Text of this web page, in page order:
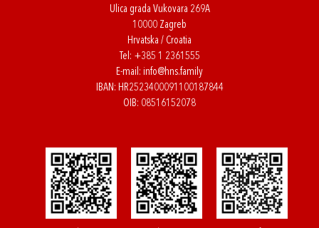
Ulica grada Vukovara 269A
10000 Zagreb
Hrvatska / Croatia
Tel: +385 1 2361555
E-mail: info@hns.family
IBAN: HR2523400091100187844
OIB: 08516152078